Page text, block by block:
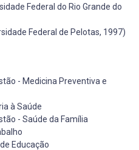
Federal do Rio Grande do
Federal de Pelotas, 1997)
- Medicina Preventiva e
à Saúde
- Saúde da Família
Educação